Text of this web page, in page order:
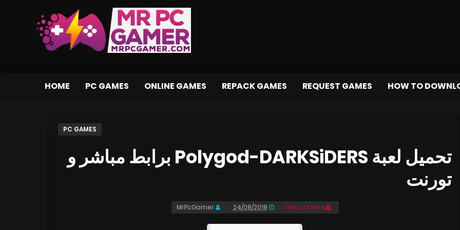
HOME PC GAMES ONLINE GAMES REPACK GAMES REQUEST GAMES HOW TO
PC GAMES
تحميل لعبة Polygod-DARKSiDERS برابط مباشر و
تورنت
MrPcGamer 24/08/2018 Report links